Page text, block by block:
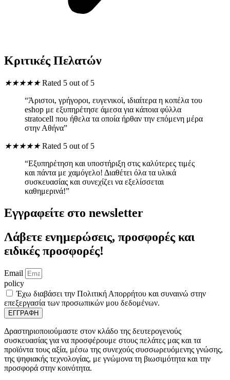
Κριτικές Πελατών
★★★★★ Rated 5 out of 5
“Άριστοι, γρήγοροι, ευγενικοί, ιδιαίτερα η κοπέλα του
eshop με εξυπηρέτησε άμεσα για κάποια φύλλα
stratocell που ήθελα τα οποία ήρθαν την επόμενη μέρα
στην Αθήνα”
★★★★★ Rated 5 out of 5
“Εξυπηρέτηση και υποστήριξη στις καλύτερες τιμές
και πάντα με χαμόγελο! Διαθέτει όλα τα υλικά
συσκευασίας και συνεχίζει να εξελίσσεται
καθημερινά!”
Εγγραφείτε στο newsletter
Λάβετε ενημερώσεις, προσφορές και
ειδικές προσφορές!
Email
policy
Έχω διαβάσει την Πολιτική Απορρήτου και συναινώ στην
επεξεργασία των προσωπικών μου δεδομένων.
ΕΓΓΡΑΦΗ
Δραστηριοποιούμαστε στον κλάδο της δευτερογενούς
συσκευασίας για να προσφέρουμε στους πελάτες μας και τα
προϊόντα τους αξία, μέσω της συνεχούς συσσωρευόμενης γνώσης,
της ψηφιακής τεχνολογίας, με γνώμονα τη βιωσιμότητα και την
προσφορά στην κοινότητα.